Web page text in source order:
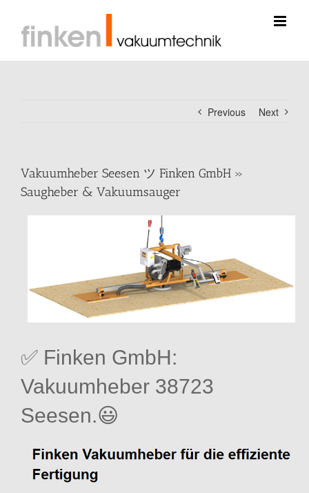
content
Previous Next
Vakuumheber Seesen ツ Finken GmbH »
Saugheber & Vakuumsauger
✅ Finken GmbH:
Vakuumheber 38723
Seesen.😃